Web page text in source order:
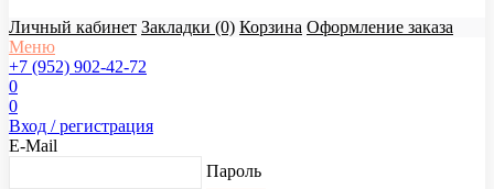
Личный кабинет Закладки (0) Корзина Оформление заказа
Меню
+7 (952) 902-42-72
0
0
Вход / регистрация
E-Mail
Пароль